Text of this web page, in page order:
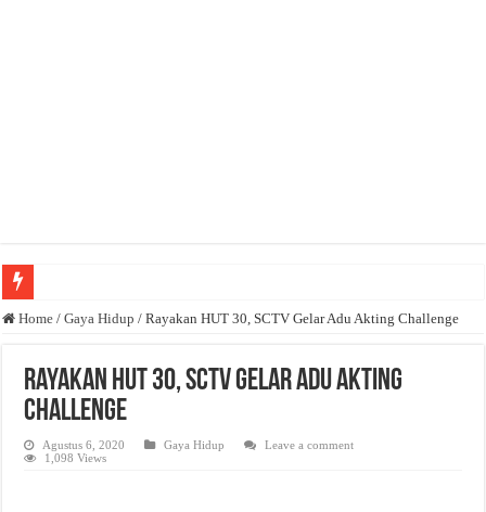
Anda butuh promosi usaha? Kontak ke Email redaksi@bisnisnasional.com
Dibutuhkan Marketing. Lamaran di-email ke redaksi@bisnisnasional.com
Home / Gaya Hidup / Rayakan HUT 30, SCTV Gelar Adu Akting Challenge
Rayakan HUT 30, SCTV Gelar Adu Akting
Challenge
Agustus 6, 2020 Gaya Hidup
Leave a comment
1,098 Views